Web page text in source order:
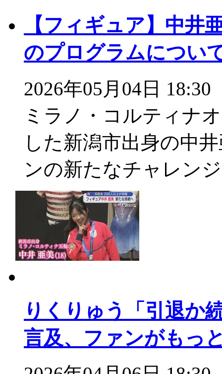
【フィギュア】中井
のプログラムについ
2026年05月04日 18:30
ミラノ・コルティナ
した新潟市出身の中
ンの新たなチャレン
りくりゅう「引退か
言及、ファンがもっ